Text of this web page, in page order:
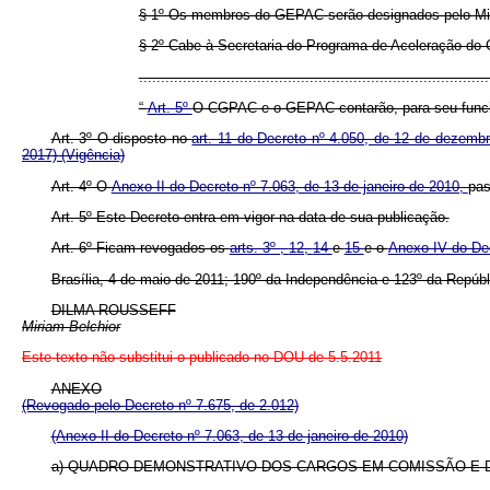
§ 1º Os membros do GEPAC serão designados pelo
§ 2º Cabe à Secretaria do Programa de Aceleração
“Art. 5ºO CGPAC e o GEPAC contarão, para seu
Art. 3º O disposto noart. 11 do Decreto nº 4.050, de 12 de
2017)(Vigência)
Art. 4º OAnexo II do Decreto nº 7.063, de 13 de janeiro de 2010,
Art. 5º Este Decreto entra em vigor na data de sua publicação.
Art. 6º Ficam revogados osarts. 3º ,12,14e15e oAnexo IV do
Brasília, 4 de maio de 2011; 190º da Independência e 123º da
DILMA ROUSSEFF
Miriam Belchior
Este texto não substitui o publicado no DOU de 5.5.2011
ANEXO
(Revogado pelo Decreto nº 7.675, de 2.012)
(Anexo II do Decreto nº 7.063, de 13 de janeiro de 2010)
a)QUADRO DEMONSTRATIVO DOS CARGOS EM COMISSÃO